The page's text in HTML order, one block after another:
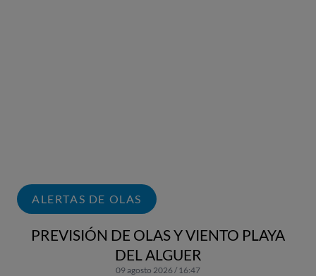
ALERTAS DE OLAS
PREVISIÓN DE OLAS Y VIENTO PLAYA
DEL ALGUER
09 agosto 2026 / 16:47